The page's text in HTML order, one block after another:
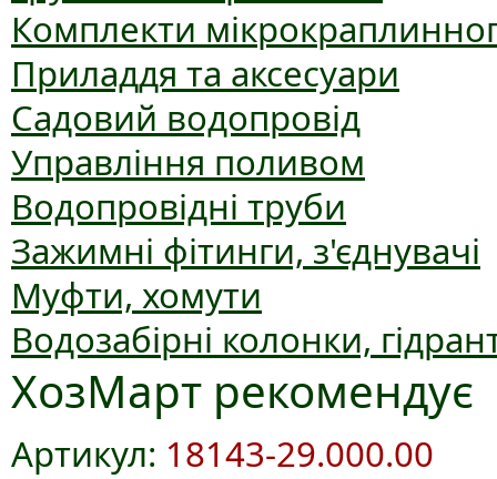
Комплекти
Приладдя та аксесуари
Садовий водопровід
Управління поливом
Водопровідні труби
Зажимні фітинги, з'єднувачі
Муфти, хомути
Водозабірні колонки,
ХозМарт рекомендує
Артикул: 18143-29.000.00